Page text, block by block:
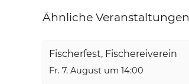
Ähnliche Veranstaltungen
Fischerfest, Fischereiverein
Fr. 7. August um 14:00